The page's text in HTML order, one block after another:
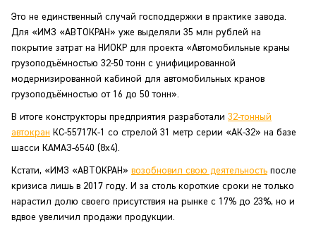
Это не единственный случай господдержки в практике завода.
Для «ИМЗ «АВТОКРАН» уже выделяли 35 млн рублей на
покрытие затрат на НИОКР для проекта «Автомобильные краны
грузоподъёмностью 32-50 тонн с унифицированной
модернизированной кабиной для автомобильных кранов
грузоподъёмностью от 16 до 50 тонн».
В итоге конструкторы предприятия разработали 32-тонный
автокран КС-55717К-1 со стрелой 31 метр серии «АК-32» на базе
шасси КАМАЗ-6540 (8х4).
Кстати, «ИМЗ «АВТОКРАН» возобновил свою деятельность после
кризиса лишь в 2017 году. И за столь короткие сроки не только
нарастил долю своего присутствия на рынке с 17% до 23%, но и
вдвое увеличил продажи продукции.